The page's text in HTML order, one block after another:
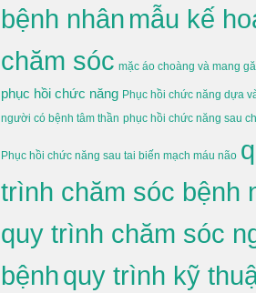
bệnh nhân mẫu kế
chăm sóc mặc áo choàng và mang
phục hồi chức năng Phục hồi chức năng dựa
người có bệnh tâm thần phục hồi chức năng sau
Phục hồi chức năng sau tai biến mạch máu não
trình chăm sóc bệnh
quy trình chăm sóc
bệnhquy trình kỹ